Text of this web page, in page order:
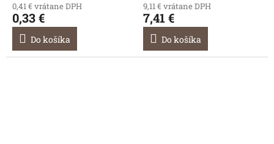
0,41 € vrátane DPH
0,33 €
Do košíka
9,11 € vrátane DPH
7,41 €
Do košíka